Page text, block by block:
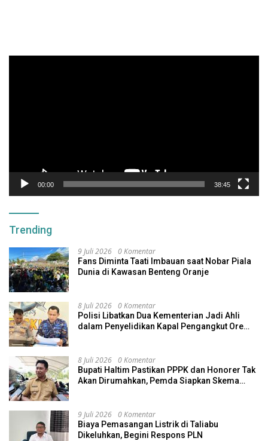
00:00 38:45
Trending
9 Juli 2026 0 Komentar
Fans Diminta Taati Imbauan saat Nobar Piala
Dunia di Kawasan Benteng Oranje
8 Juli 2026 0 Komentar
Polisi Libatkan Dua Kementerian Jadi Ahli
dalam Penyelidikan Kapal Pengangkut Ore
8 Juli 2026 0 Komentar
Bupati Haltim Pastikan PPPK dan Honorer Tak
Akan Dirumahkan, Pemda Siapkan Skema
9 Juli 2026 0 Komentar
Biaya Pemasangan Listrik di Taliabu
Dikeluhkan, Begini Respons PLN